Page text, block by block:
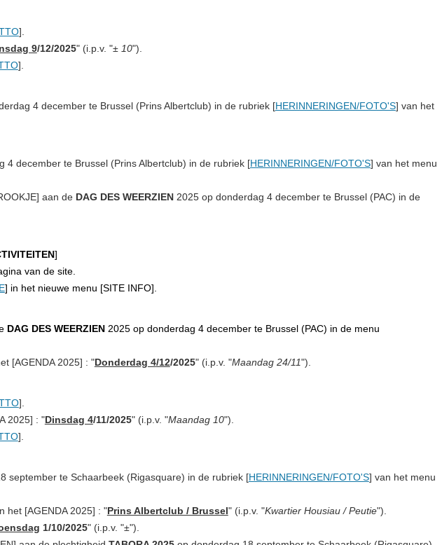
].
9/12/2025" (i.p.v. "± 10").
].
4 december te Brussel (Prins Albertclub) in de rubriek [HERINNERINGEN/FOTO'S] van het
4 december te Brussel (Prins Albertclub) in de rubriek [HERINNERINGEN/FOTO'S] van het menu
] aan de DAG DES WEERZIEN2025 op donderdag 4 december te Brussel (PAC) in de
]
van de site.
] in het nieuwe menu [SITE INFO].
DAG DES WEERZIEN2025 op donderdag 4 december te Brussel (PAC) in de menu
[AGENDA 2025] : "Donderdag 4/12/2025" (i.p.v. "Maandag 24/11").
].
2025] : "Dinsdag 4/11/2025" (i.p.v. "Maandag 10").
].
september te Schaarbeek (Rigasquare) in de rubriek [HERINNERINGEN/FOTO'S] van het menu
het [AGENDA 2025] : "Prins Albertclub / Brussel" (i.p.v. "Kwartier Housiau / Peutie").
1/10/2025" (i.p.v. "±").